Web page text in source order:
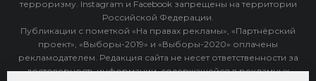
терроризму. Instagram и Facebook запрещены на территории
Российской Федерации.
Публикации с пометкой «На правах рекламы», «Партнёрский
проект», «Выборы-2019» и «Выборы-2020» оплачены
рекламодателем. Редакция сайта не несет ответственности за
достоверность информации, содержащейся в рекламных